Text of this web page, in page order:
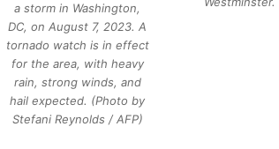
a storm in Washington,
DC, on August 7, 2023. A
tornado watch is in effect
for the area, with heavy
rain, strong winds, and
hail expected. (Photo by
Stefani Reynolds / AFP)